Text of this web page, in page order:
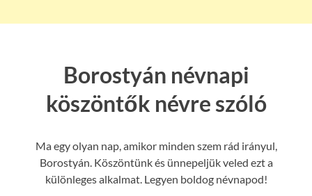
Borostyán névnapi
köszöntők névre szóló
Ma egy olyan nap, amikor minden szem rád irányul,
Borostyán. Köszöntünk és ünnepeljük veled ezt a
különleges alkalmat. Legyen boldog névnapod!